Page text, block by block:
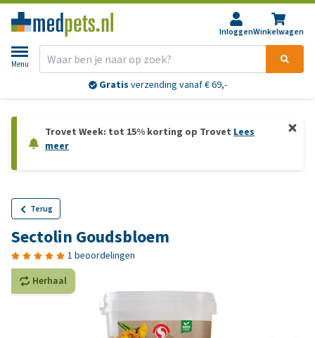
InloggenWinkelwagen
Menu
Gratis verzending vanaf € 69,-
Trovet Week: tot 15% korting op Trovet Lees
meer
Terug
Sectolin Goudsbloem
1 beoordelingen
Herhaal